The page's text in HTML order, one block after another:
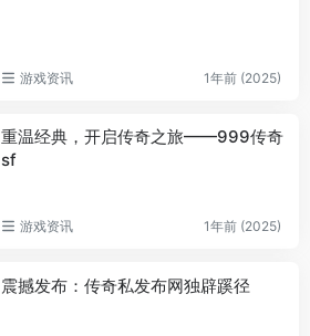
游戏资讯 1年前 (2025)
重温经典，开启传奇之旅——999传奇
sf
游戏资讯 1年前 (2025)
震撼发布：传奇私发布网独辟蹊径